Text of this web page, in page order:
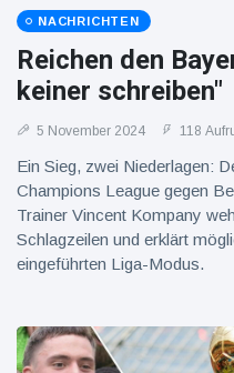
NACHRICHTEN
Reichen den
keiner schreiben"
5 November 2024 118
Ein Sieg, zwei Niederlagen:
Champions League gegen
Trainer Vincent Kompany
Schlagzeilen und erklärt
eingeführten Liga-Modus.